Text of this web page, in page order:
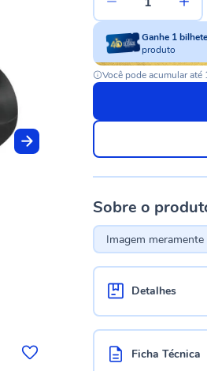
Ganhe 1 bilhete
produto
Você pode acumular
Sobre o
Imagem
Detalhes
Ficha Técnica